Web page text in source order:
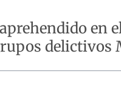
en
delictivos